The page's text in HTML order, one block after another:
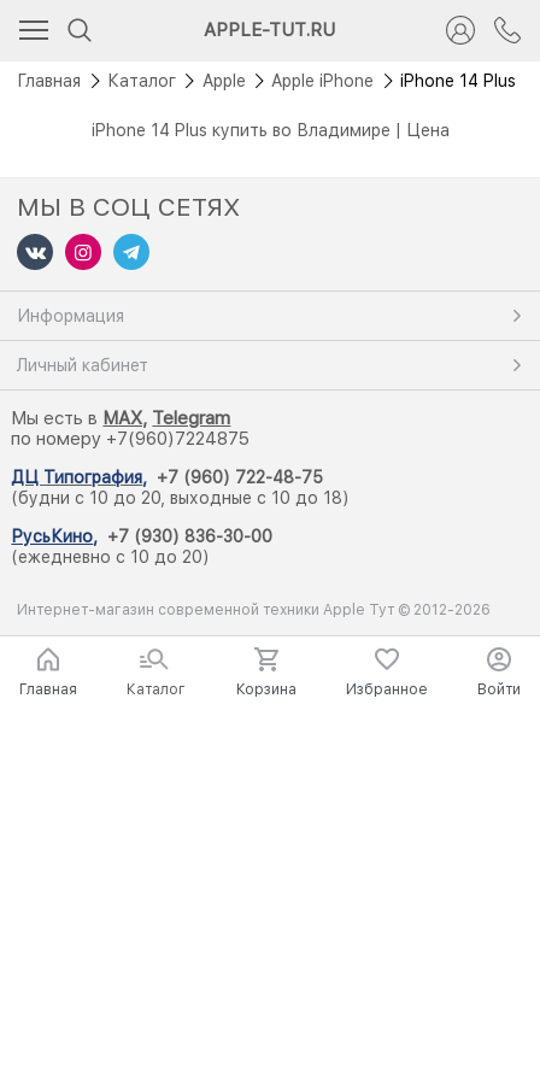
APPLE-TUT.RU
Главная Каталог Apple Apple iPhone iPhone 14 Plus
iPhone 14 Plus купить во Владимире | Цена
МЫ В СОЦ СЕТЯХ
Информация
Личный кабинет
Мы есть в MAX, Telegram
по номеру +7(960)7224875
ДЦ Типография, +7 (960) 722-48-75
(будни с 10 до 20, выходные с 10 до 18)
РусьКино, +7 (930) 836-30-00
(ежедневно с 10 до 20)
Интернет-магазин современной техники Apple Тут © 2012-2026
Главная Каталог Корзина Избранное Войти